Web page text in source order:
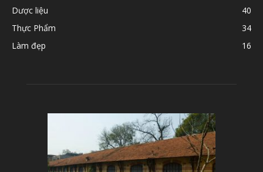
Dược liệu
40
Thực Phẩm
34
Làm đẹp
16